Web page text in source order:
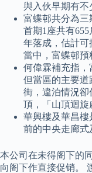
與入伙早期有不
富蝶邨共分為三
首期1座共有
年落成，估計可
當中，富蝶邨預
何偉霖補充指，
但當區的主要道
街，違泊情況卻
頂，「山頂迴旋
華興樓及華昌樓
前的中央走廊式
本公司在未得阁下的
向阁下作直接促销。